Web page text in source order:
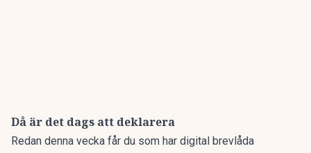
Då är det dags att deklarera
Redan denna vecka får du som har digital brevlåda